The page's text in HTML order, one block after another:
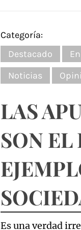
Categoría:
Destacado
Noticias
LAS
SON EL
Es una verdad